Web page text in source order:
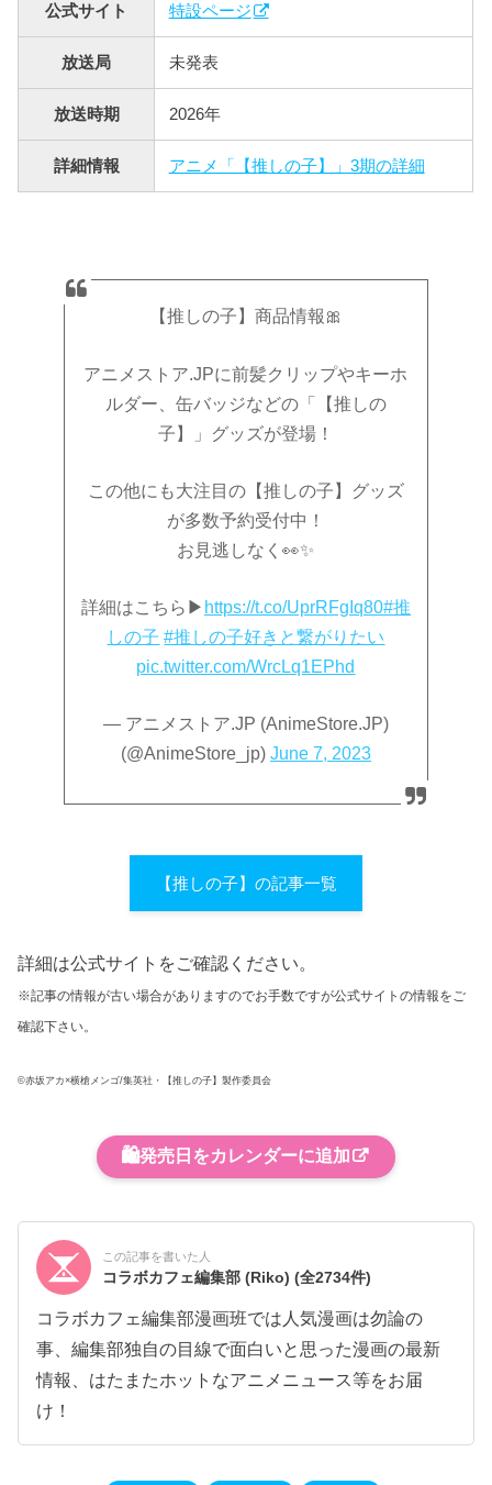
公式サイト 特設ページ
放送局 未発表
放送時期 2026年
詳細情報 アニメ「【推しの子】」3期の詳細
【推しの子】商品情報🎀
アニメストア.JPに前髪クリップやキーホ
ルダー、缶バッジなどの「【推しの
子】」グッズが登場！
この他にも大注目の【推しの子】グッズ
が多数予約受付中！
お見逃しなく👀✨
詳細はこちら▶ https://t.co/UprRFgIq80#推
しの子 #推しの子好きと繋がりたい
pic.twitter.com/WrcLq1EPhd
— アニメストア.JP (AnimeStore.JP)
(@AnimeStore_jp) June 7, 2023
【推しの子】の記事一覧
詳細は公式サイトをご確認ください。
※記事の情報が古い場合がありますのでお手数ですが公式サイトの情報をご
確認下さい。
©赤坂アカ×横槍メンゴ/集英社・【推しの子】製作委員会
🛍️発売日をカレンダーに追加
この記事を書いた人
コラボカフェ編集部 (Riko)(全2734件)
コラボカフェ編集部漫画班では人気漫画は勿論の
事、編集部独自の目線で面白いと思った漫画の最新
情報、はたまたホットなアニメニュース等をお届
け！